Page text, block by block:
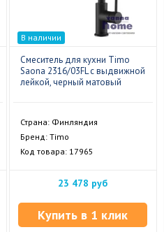
В наличии
Смеситель для кухни Timo
Saona 2316/03FL с выдвижной
лейкой, черный матовый
Страна: Финляндия
Бренд: Timo
Код товара: 17965
23 478 руб
Купить в 1 клик